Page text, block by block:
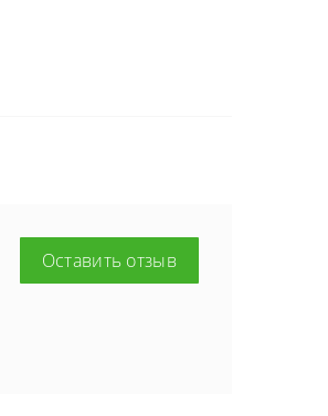
Оставить отзыв